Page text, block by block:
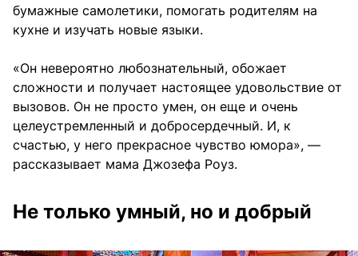
бумажные самолетики, помогать родителям на
кухне и изучать новые языки.
«Он невероятно любознательный, обожает
сложности и получает настоящее удовольствие от
вызовов. Он не просто умен, он еще и очень
целеустремленный и добросердечный. И, к
счастью, у него прекрасное чувство юмора», —
рассказывает мама Джозефа Роуз.
Не только умный, но и добрый